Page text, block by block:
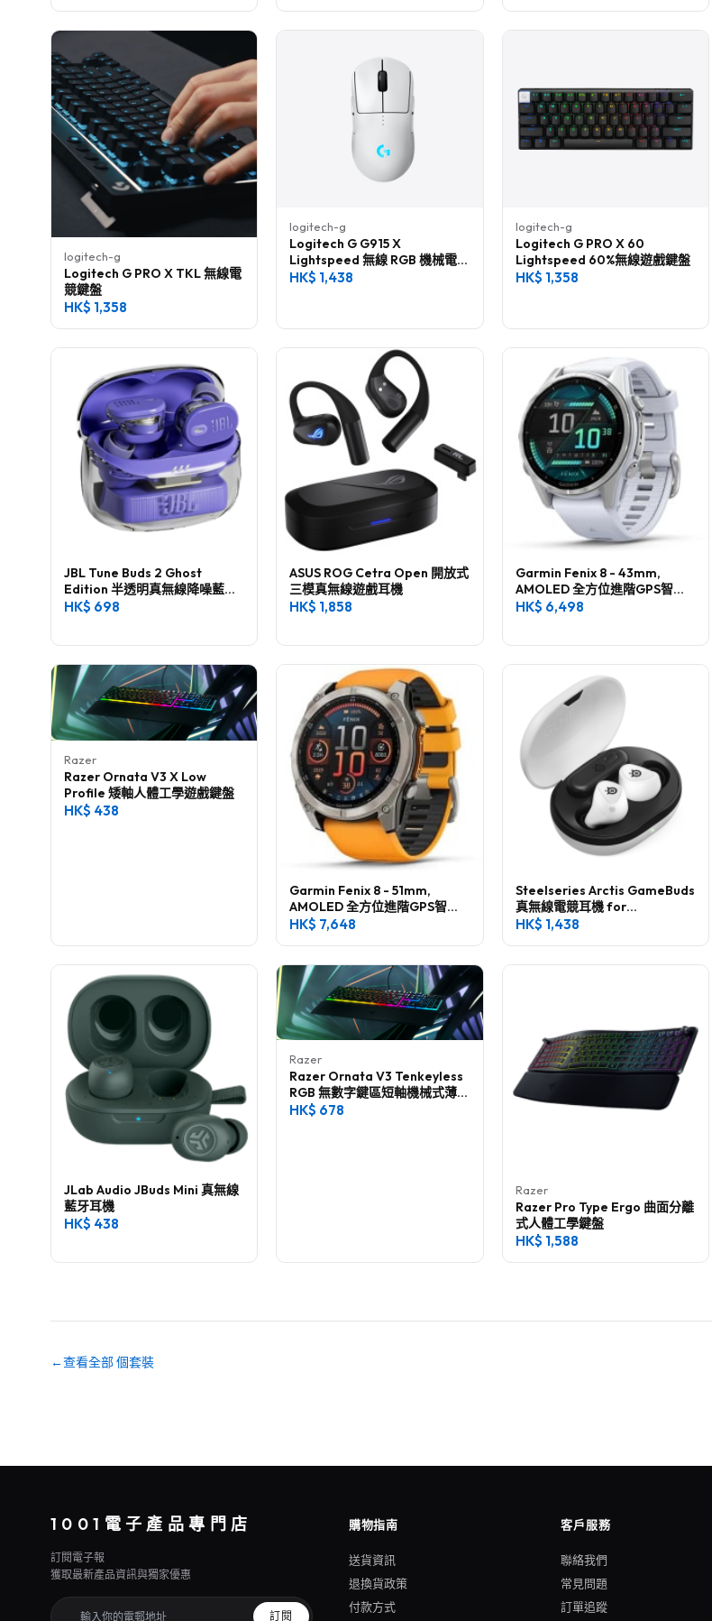
logitech-g
Logitech G PRO X TKL 無線電
競鍵盤
HK$ 1,358
logitech-g
Logitech G G915 X
Lightspeed 無線 RGB 機械電競
鍵盤
HK$ 1,438
logitech-g
Logitech G PRO X 60
Lightspeed 60%無線遊戲鍵盤
HK$ 1,358
JBL Tune Buds 2 Ghost
Edition 半透明真無線降噪藍牙
耳機
HK$ 698
ASUS ROG Cetra Open 開放式
三模真無線遊戲耳機
HK$ 1,858
Garmin Fenix 8 - 43mm,
AMOLED 全方位進階GPS智慧
腕錶
HK$ 6,498
Razer
Razer Ornata V3 X Low
Profile 矮軸人體工學遊戲鍵盤
HK$ 438
Garmin Fenix 8 - 51mm,
AMOLED 全方位進階GPS智慧
腕錶
HK$ 7,648
Steelseries Arctis GameBuds
真無線電競耳機 for
Playstation
HK$ 1,438
JLab Audio JBuds Mini 真無線
藍牙耳機
HK$ 438
Razer
Razer Ornata V3 Tenkeyless
RGB 無數字鍵區短軸機械式薄膜
鍵盤
HK$ 678
Razer
Razer Pro Type Ergo 曲面分離
式人體工學鍵盤
HK$ 1,588
←查看全部 個套裝
1001電子產品專門店
訂閱電子報
獲取最新產品資訊與獨家優惠
訂閱
購物指南
送貨資訊
退換貨政策
付款方式
客戶服務
聯絡我們
常見問題
訂單追蹤